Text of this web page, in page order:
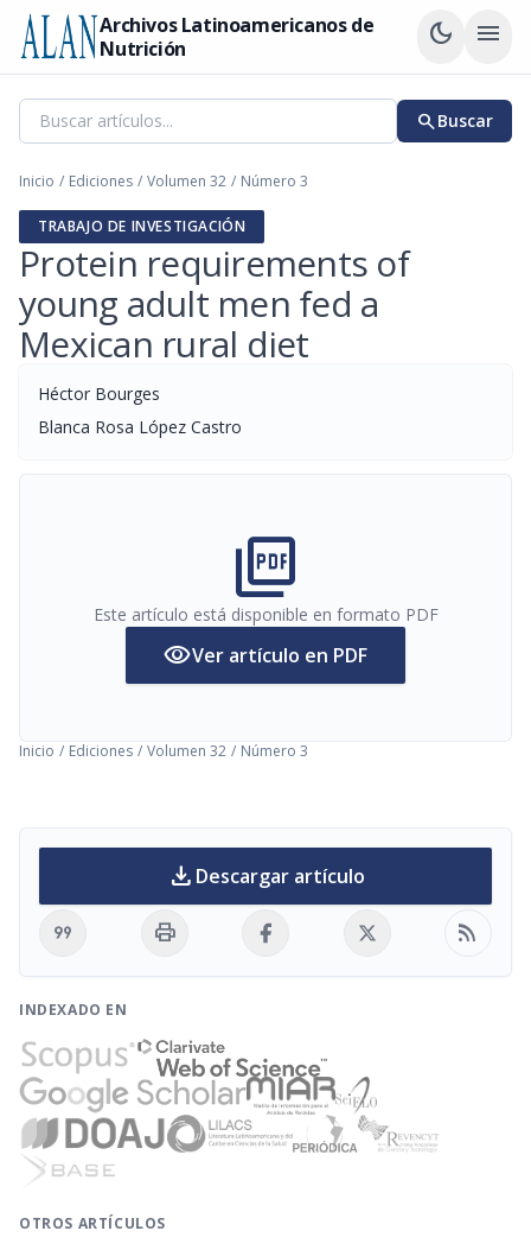
Archivos Latinoamericanos de
Nutrición
dark_mode menu
searchBuscar
Inicio / Ediciones / Volumen 32 / Número 3
TRABAJO DE INVESTIGACIÓN
Protein requirements of
young adult men fed a
Mexican rural diet
Héctor Bourges
Blanca Rosa López Castro
picture_as_pdf
Este artículo está disponible en formato PDF
visibilityVer artículo en PDF
Inicio / Ediciones / Volumen 32 / Número 3
download Descargar artículo
format_quote print rss_feed
INDEXADO EN
OTROS ARTÍCULOS